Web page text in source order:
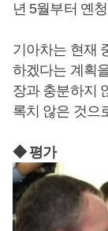
년 5월부터 옌
기아차는 현재
하겠다는 계획
장과 충분하지
록치 않은 것으
◆ 평가